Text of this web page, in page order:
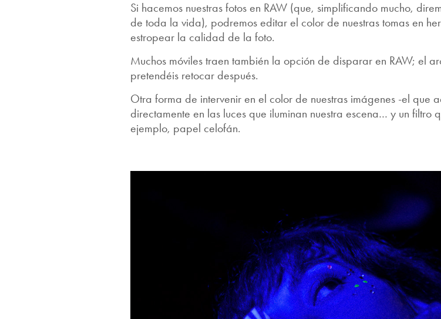
Si hacemos nuestras fotos en RAW (que, simplificando mucho,
de toda la vida), podremos editar el color de nuestras tomas en
estropear la calidad de la foto.
Muchos móviles traen también la opción de disparar en RAW; el
pretendéis retocar después.
Otra forma de intervenir en el color de nuestras imágenes -el que
directamente en las luces que iluminan nuestra escena… y un filtro
ejemplo, papel celofán.